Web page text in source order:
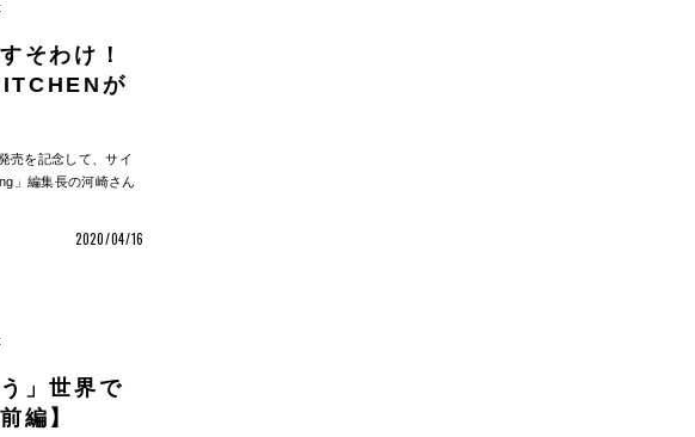
そわけ！
が
売を記念して、サイ
」編集長の河崎さん
2020/04/16
」世界で
編】